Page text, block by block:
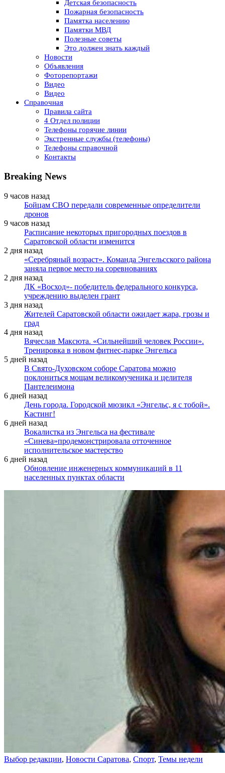
Детская безопасность
Пожарная безопасность
Памятка населению
Памятки МВД
Полезные советы
Это должен знать каждый
Новости
Объявления
Фоторепортажи
Видео
Видео
Справочная
Правила сайта
4 Отдел полиции
Телефоны горячие линии
Экстренные службы (телефоны)
Телефоны справочной
Контакты
Breaking News
9 часов назад
Бойцам СВО передали современные определители
дронов
9 часов назад
Расписание некоторых пригородных поездов в
Саратовской области изменится
2 дня назад
«Серебряный возраст». Команда Энгельсского района
заняла первое место на соревнованиях
2 дня назад
ДК «Восход»- победитель федерального конкурса,
учреждению выделен грант
3 дня назад
Жителей Саратовской области ожидает жара, грозы и
град
4 дня назад
Вячеслав Максюта. «Сильнейший человек России».
Тренировка в новом фитнес-парке Энгельса
5 дней назад
В Свято-Духовском соборе Саратова можно
поклониться мощам великомученика и целителя
Пантелеимона
6 дней назад
День города. Городской мюзикл «Энгельс, я с тобой».
Кастинг!
6 дней назад
Вокалистка из Энгельса на фестивале
«Синева»продемонстрировала отточенное
исполнительское мастерство
6 дней назад
Обновление инженерных коммуникаций в 11
населенных пунктах области
Выбор редакции, Новости Саратова, Спорт, Темы недели